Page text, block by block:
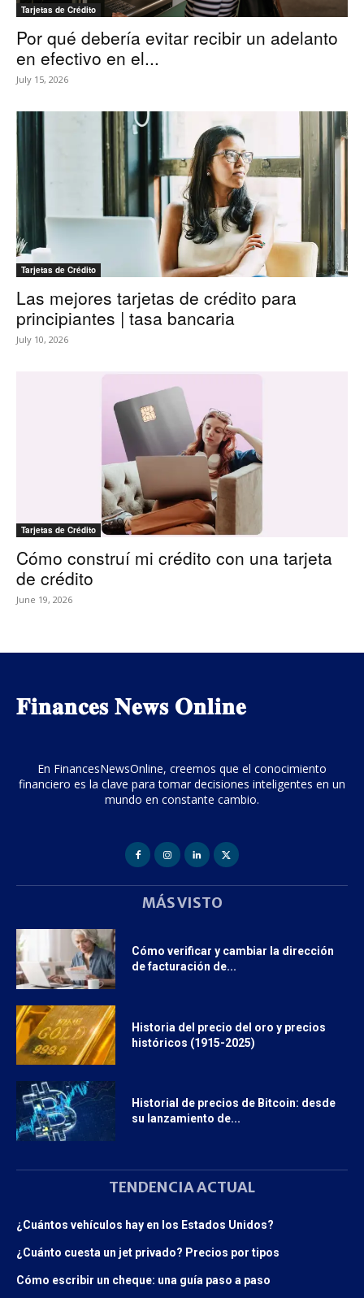
Tarjetas de Crédito
Por qué debería evitar recibir un adelanto
en efectivo en el...
July 15, 2026
Tarjetas de Crédito
Las mejores tarjetas de crédito para
principiantes | tasa bancaria
July 10, 2026
Tarjetas de Crédito
Cómo construí mi crédito con una tarjeta
de crédito
June 19, 2026
𝐅𝐢𝐧𝐚𝐧𝐜𝐞𝐬 𝐍𝐞𝐰𝐬 𝐎𝐧𝐥𝐢𝐧𝐞
En FinancesNewsOnline, creemos que el conocimiento
financiero es la clave para tomar decisiones inteligentes en un
mundo en constante cambio.
MÁS VISTO
Cómo verificar y cambiar la dirección
de facturación de...
Historia del precio del oro y precios
históricos (1915-2025)
Historial de precios de Bitcoin: desde
su lanzamiento de...
TENDENCIA ACTUAL
¿Cuántos vehículos hay en los Estados Unidos?
¿Cuánto cuesta un jet privado? Precios por tipos
Cómo escribir un cheque: una guía paso a paso